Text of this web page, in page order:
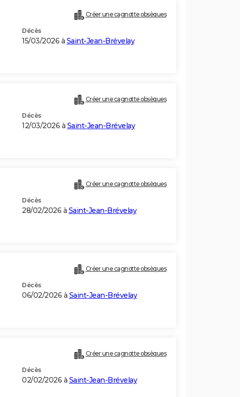
Créer une cagnotte obsèques
Décès
15/03/2026 à Saint-Jean-Brévelay
Créer une cagnotte obsèques
Décès
12/03/2026 à Saint-Jean-Brévelay
Créer une cagnotte obsèques
Décès
28/02/2026 à Saint-Jean-Brévelay
Créer une cagnotte obsèques
Décès
06/02/2026 à Saint-Jean-Brévelay
Créer une cagnotte obsèques
Décès
02/02/2026 à Saint-Jean-Brévelay